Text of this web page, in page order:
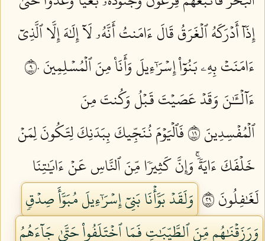
إِذَآ أَدۡرَكَهُ ٱلۡغَرَقُ قَالَ ءَامَنتُ أَنَّهُۥ لَآ إِلَٰهَ إِلَّا ٱلَّذِيٓ
ءَامَنَتۡ بِهِۦ بَنُوٓاْ إِسۡرَٰٓءِيلَ وَأَنَا۠ مِنَ ٱلۡمُسۡلِمِينَ ٩٠
ءَآلۡـَٰٔنَ وَقَدۡ عَصَيۡتَ قَبۡلُ وَكُنتَ مِنَ
ٱلۡمُفۡسِدِينَ ٩١
فَٱلۡيَوۡمَ نُنَجِّيكَ بِبَدَنِكَ لِتَكُونَ لِمَنۡ
خَلۡفَكَ ءَايَةٗۚ وَإِنَّ كَثِيرٗا مِّنَ ٱلنَّاسِ عَنۡ ءَايَٰتِنَا
لَغَٰفِلُونَ ٩٢
وَلَقَدۡ بَوَّأۡنَا بَنِيٓ إِسۡرَٰٓءِيلَ مُبَوَّأَ صِدۡقٖ
وَرَزَقۡنَٰهُم مِّنَ ٱلطَّيِّبَٰتِ فَمَا ٱخۡتَلَفُواْ حَتَّىٰ جَآءَهُمُ